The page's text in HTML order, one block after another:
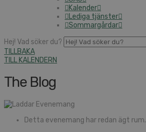
Kalender
Lediga tjänster
Sommargårdar
Hej! Vad söker du?
TILLBAKA
TILL KALENDERN
The Blog
Detta evenemang har redan ägt rum.